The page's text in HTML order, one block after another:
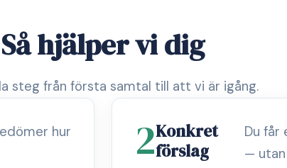
Så hjälper vi dig
steg från första samtal till att vi är igång.
hur
2Konkret
förslag
Du
— utan